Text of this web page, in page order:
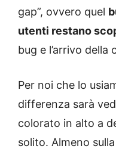
gap”, ovvero quel
utenti restano
bug e l’arrivo della
Per noi che lo
differenza sarà
colorato in alto a
solito. Almeno